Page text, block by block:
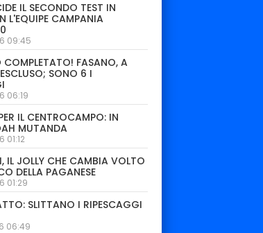
IL SECONDO TEST IN
L'EQUIPE CAMPANIA
09:45
FASANO, A
SONO 6 I
06:19
IL CENTROCAMPO: IN
MUTANDA
IL JOLLY CHE CAMBIA VOLTO
DELLA PAGANESE
01:29
SLITTANO I RIPESCAGGI
06:49